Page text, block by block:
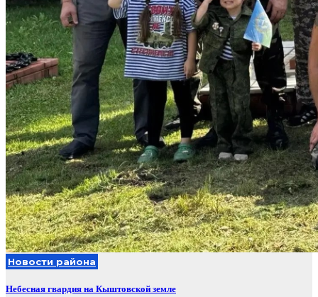
Новости района
Небесная гвардия на Кыштовской земле